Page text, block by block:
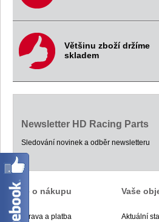
Většinu zboží držíme
skladem
Newsletter HD Racing Parts
Sledování novinek a odběr newsletteru
Vše o nákupu
Doprava a platba
Vaše
Aktuální